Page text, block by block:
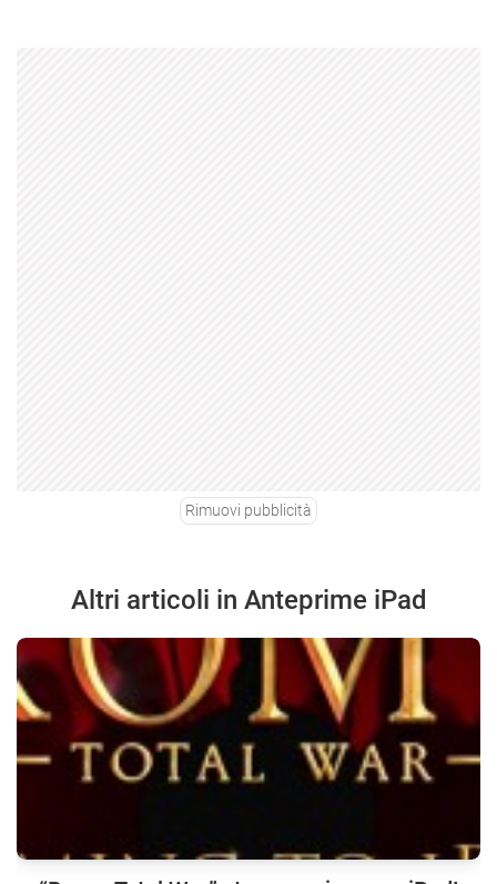
Rimuovi pubblicità
Altri articoli in Anteprime iPad